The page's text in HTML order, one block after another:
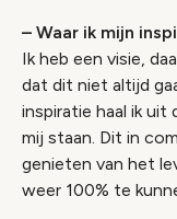
– Waar ik mijn
Ik heb een visie,
dat dit niet altijd
inspiratie haal ik
mij staan. Dit in
genieten van het
weer 100% te